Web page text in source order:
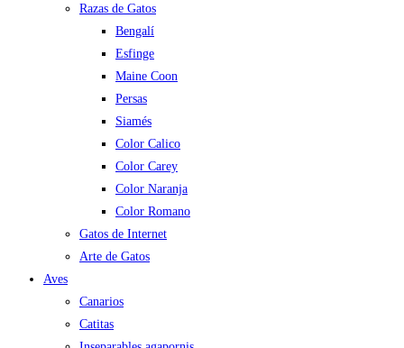
Razas de Gatos
Bengalí
Esfinge
Maine Coon
Persas
Siamés
Color Calico
Color Carey
Color Naranja
Color Romano
Gatos de Internet
Arte de Gatos
Aves
Canarios
Catitas